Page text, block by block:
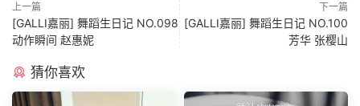
上一篇
[GALLI嘉丽] 舞蹈生日记 NO.098
动作瞬间 赵惠妮
下一篇
[GALLI嘉丽] 舞蹈生日记 NO.100
芳华 张樱山
猜你喜欢